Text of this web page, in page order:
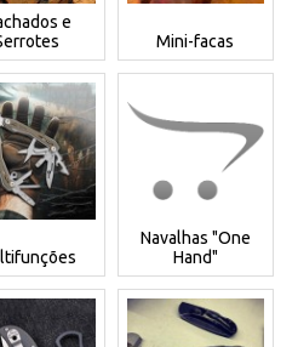
e
Mini-facas
Navalhas "One
Hand"